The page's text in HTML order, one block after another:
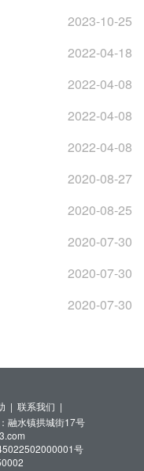
2023-10-25
2022-04-18
2022-04-08
2022-04-08
2022-04-08
2020-08-27
2020-08-25
2020-07-30
2020-07-30
2020-07-30
| 联系我们 |
融水镇拱城街17号
号